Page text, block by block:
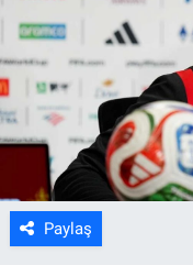
Paylaş
Genel